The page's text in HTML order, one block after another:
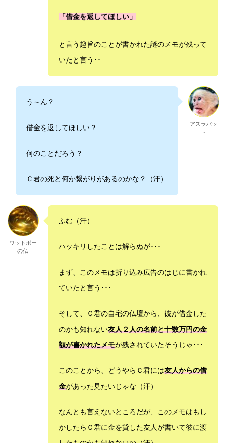
「借金を返してほしい」
と言う趣旨のことが書かれた謎のメモが残って
いたと言う･･ ･
う～ん？
借金を返してほしい？
何のことだろう？
Ｃ君の死と何か繋がりがあるのかな？（汗）
アスラパッ
ト
ワットポー
の仏
ふむ（汗）
ハッキリしたことは解らぬが･･･
まず、このメモは折り込み広告のはじに書かれ
ていたと言う･･･
そして、Ｃ君の自宅の仏壇から、彼が借金した
のかも知れない友人２人の名前と十数万円の金
額が書かれたメモが残されていたそうじゃ･･･
このことから、どうやらＣ君には友人からの借
金があった見たいじゃな（汗）
なんとも言えないところだが、このメモはもし
かしたらＣ君に金を貸した友人が書いて彼に渡